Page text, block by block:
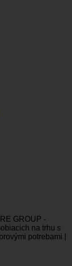
GROUP -
na trhu s
potrebami |